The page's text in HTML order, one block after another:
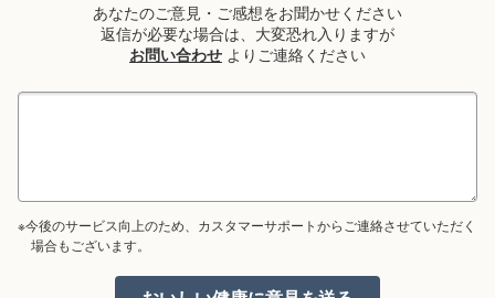
あなたのご意見・ご感想をお聞かせください
返信が必要な場合は、大変恐れ入りますが
お問い合わせ よりご連絡ください
※今後のサービス向上のため、カスタマーサポートからご連絡させていただく
場合もございます。